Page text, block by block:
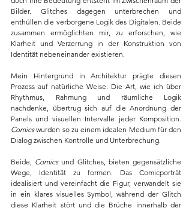
Bilder. Glitches dagegen unterbrechen und
enthüllen die verborgene Logik des Digitalen. Beide
zusammen ermöglichten mir, zu erforschen, wie
Klarheit und Verzerrung in der Konstruktion von
Identität nebeneinander existieren.
Mein Hintergrund in Architektur prägte diesen
Prozess auf natürliche Weise. Die Art, wie ich über
Rhythmus, Rahmung und räumliche Logik
nachdenke, übertrug sich auf die Anordnung der
Comics wurden so zu einem idealen Medium für den
Dialog zwischen Kontrolle und Unterbrechung.
Beide, Comics und Glitches, bieten gegensätzliche
Wege, Identität zu formen. Das Comicporträt
idealisiert und vereinfacht die Figur, verwandelt sie
in ein klares visuelles Symbol, während der Glitch
diese Klarheit stört und die Brüche innerhalb der